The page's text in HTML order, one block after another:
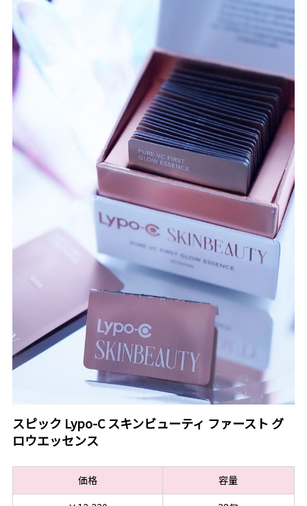
スピック Lypo-C スキンビューティ ファースト グ
ロウエッセンス
価格
容量